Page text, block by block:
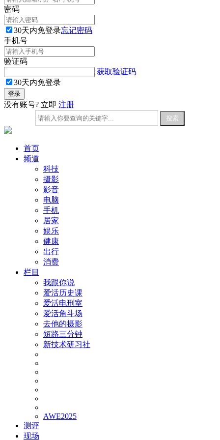
密码
30天内免登录忘记密码
手机号
验证码
获取验证码
30天内免登录
没有账号? 立即 注册
首页
频道
科技
摄影
影音
电脑
手机
居家
娱乐
健康
出行
消费
栏目
我跟你说
爱活历史课
爱活电刑室
爱活角斗场
去他的摄影
短路三分钟
新技术研习社
AWE2025
测评
现场